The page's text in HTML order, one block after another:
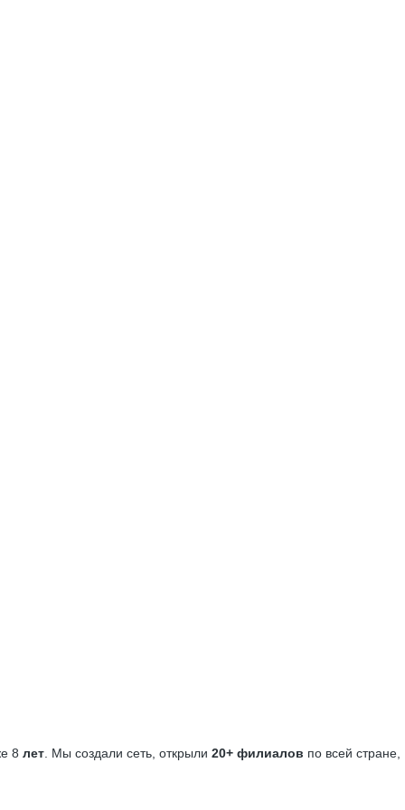
8 лет . Мы создали сеть, открыли 20+ филиалов по всей стране,